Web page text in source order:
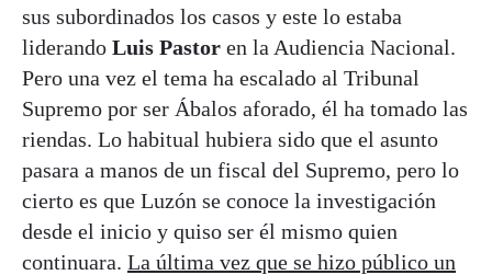
sus subordinados los casos y este lo estaba
liderando Luis Pastor en la Audiencia Nacional.
Pero una vez el tema ha escalado al Tribunal
Supremo por ser Ábalos aforado, él ha tomado las
riendas. Lo habitual hubiera sido que el asunto
pasara a manos de un fiscal del Supremo, pero lo
cierto es que Luzón se conoce la investigación
desde el inicio y quiso ser él mismo quien
continuara. La última vez que se hizo público un